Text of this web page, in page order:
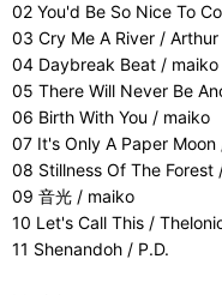
02 You'd Be So Nice To
03 Cry Me A River /
04 Daybreak Beat / maiko
05 There Will Never Be
06 Birth With You / maiko
07 It's Only A Paper Moon
08 Stillness Of The Forest
09 音光 / maiko
10 Let's Call This /
11 Shenandoh / P.D.